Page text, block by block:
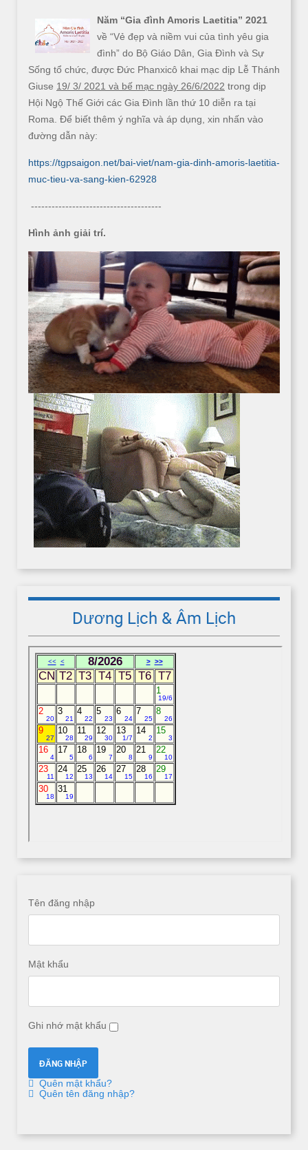
Năm “Gia đình Amoris Laetitia” 2021
về “Vẻ đẹp và niềm vui của tình yêu gia
đình” do Bộ Giáo Dân, Gia Đình và Sự
Sống tổ chức, được Đức Phanxicô khai mạc dịp Lễ Thánh
Giuse 19/ 3/ 2021 và bế mạc ngày 26/6/2022 trong dịp
Hội Ngộ Thế Giới các Gia Đình lần thứ 10 diễn ra tại
Roma. Để biết thêm ý nghĩa và áp dụng, xin nhấn vào
đường dẫn này:
https://tgpsaigon.net/bai-viet/nam-gia-dinh-amoris-laetitia-
muc-tieu-va-sang-kien-62928
--------------------------------------
Hình ảnh giải trí.
Dương Lịch & Âm Lịch
Tên đăng nhập
Mật khẩu
Ghi nhớ mật khẩu
Quên mật khẩu?
Quên tên đăng nhập?